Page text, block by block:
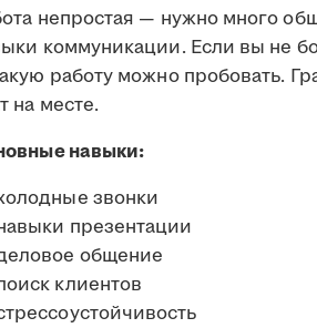
непростая — нужно много
коммуникации. Если вы не
работу можно пробовать.
на месте.
навыки:
звонки
презентации
общение
клиентов